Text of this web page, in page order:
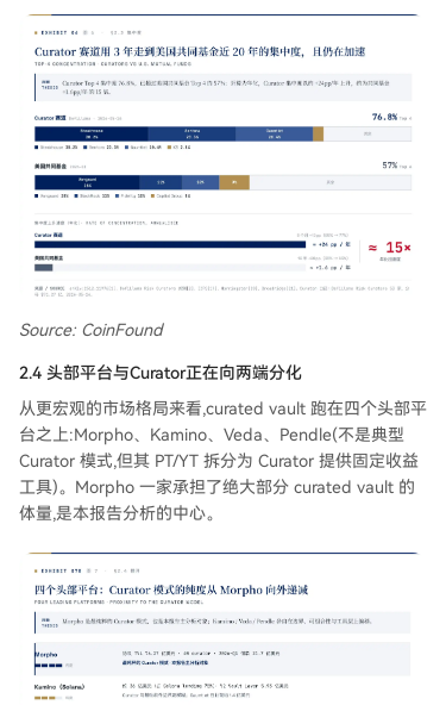
Source: CoinFound
2.4 头部平台与Curator正在向两端分化
从更宏观的市场格局来看,curated vault 跑在四个头部平
台之上:Morpho、Kamino、Veda、Pendle(不是典型
Curator 模式,但其 PT/YT 拆分为 Curator 提供固定收益
工具)。Morpho 一家承担了绝大部分 curated vault 的
体量,是本报告分析的中心。